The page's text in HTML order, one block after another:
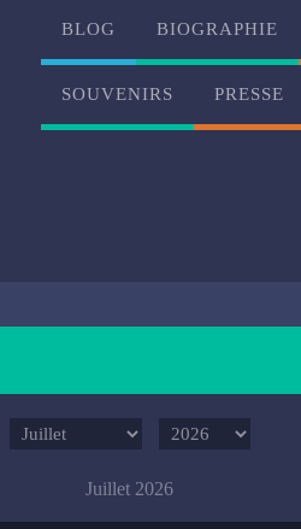
BLOG BIOGRAPHIE
SOUVENIRS PRESSE
Juillet 2026